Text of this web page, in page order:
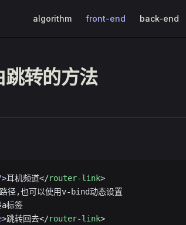
algorithm front-end back-end
转的方法
>耳机频道</router-link>
径,也可以使用v-bind动态设置
标签
>跳转回去</router-link>